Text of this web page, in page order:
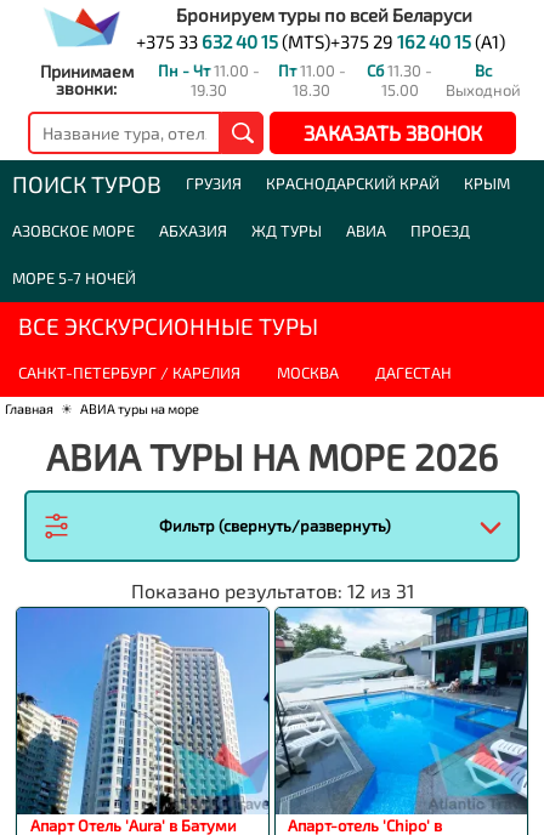
Бронируем туры по всей Беларуси
+375 33 632 40 15(MTS)+375 29 162 40 15(A1)
Принимаем
звонки:
Пн - Чт11.00 -
19.30
Пт11.00 -
18.30
Сб11.30 -
15.00
Вс
Выходной
ЗАКАЗАТЬ ЗВОНОК
ПОИСК ТУРОВ ГРУЗИЯ КРАСНОДАРСКИЙ КРАЙ КРЫМ
АЗОВСКОЕ МОРЕ АБХАЗИЯ ЖД ТУРЫ АВИА ПРОЕЗД
МОРЕ 5-7 НОЧЕЙ
ВСЕ ЭКСКУРСИОННЫЕ ТУРЫ
САНКТ-ПЕТЕРБУРГ / КАРЕЛИЯ МОСКВА ДАГЕСТАН
Главная ☀ АВИА туры на море
АВИА ТУРЫ НА МОРЕ 2026
Фильтр (свернуть/развернуть)
Показано результатов: 12 из 31
Апарт Отель 'Aura' в Батуми
Апарт-отель 'Chipo' в